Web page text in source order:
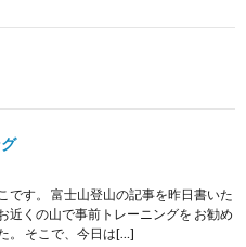
です。 富士山登山の記事を昨日書いた
近くの山で事前トレーニングを お勧め
。 そこで、今日は[…]